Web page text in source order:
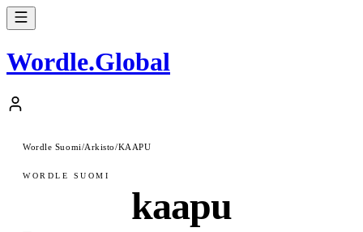
Wordle.Global
Wordle Suomi/Arkisto/KAAPU
WORDLE SUOMI
kaapu